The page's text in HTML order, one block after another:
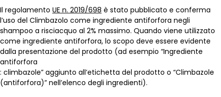
Il regolamento UE n. 2019/698 è stato pubblicato e conferma
l’uso del Climbazolo come ingrediente antiforfora negli
shampoo a risciacquo al 2% massimo. Quando viene utilizzato
come ingrediente antiforfora, lo scopo deve essere evidente
dalla presentazione del prodotto (ad esempio “Ingrediente
antiforfora
: climbazole” aggiunto all’etichetta del prodotto o “Climbazole
(antiforfora)” nell’elenco degli ingredienti).